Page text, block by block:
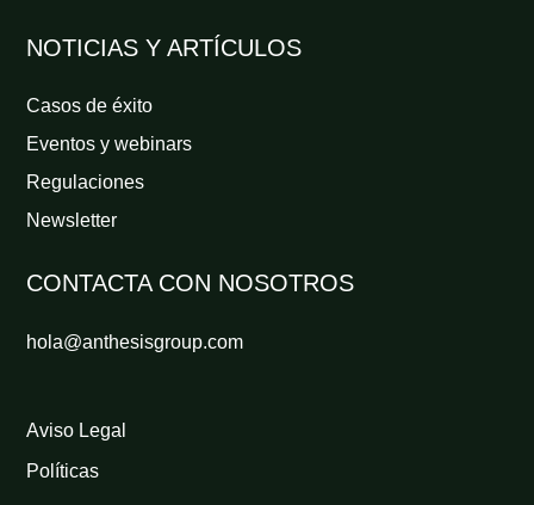
NOTICIAS Y ARTÍCULOS
Casos de éxito
Eventos y webinars
Regulaciones
Newsletter
CONTACTA CON NOSOTROS
hola@anthesisgroup.com
Aviso Legal
Políticas